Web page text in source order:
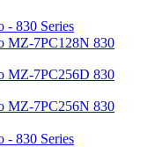
- 830 Series
MZ-7PC128N 830
MZ-7PC256D 830
MZ-7PC256N 830
- 830 Series